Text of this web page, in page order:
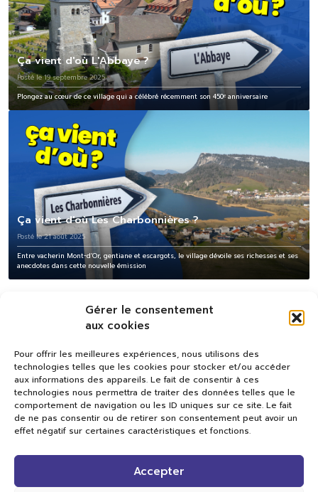
Gérer le consentement
aux cookies
Pour offrir les meilleures expériences, nous utilisons des
technologies telles que les cookies pour stocker et/ou accéder
aux informations des appareils. Le fait de consentir à ces
technologies nous permettra de traiter des données telles que le
comportement de navigation ou les ID uniques sur ce site. Le fait
de ne pas consentir ou de retirer son consentement peut avoir un
effet négatif sur certaines caractéristiques et fonctions.
Accepter
Ça vient d'où L'Abbaye ?
Posté le 19 septembre 2025
Plongez au cœur de ce village qui a célébré récemment son 450ᵉ anniversaire
Ça vient d'où Les Charbonnières ?
Posté le 21 août 2025
Entre vacherin Mont-d’Or, gentiane et escargots, le village dévoile ses richesses et ses
anecdotes dans cette nouvelle émission
Val TV
Centre de Compétences Médias
Rue du Pont-Neuf 24